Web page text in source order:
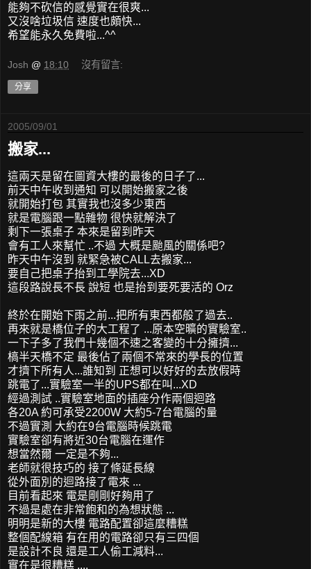
能夠不砍信的感覺實在很爽...
又沒啥垃圾信 速度也頗快...
希望能永久免費啦...^^
Josh @ 18:10 沒有留言:
分享
2005/09/01
搬家...
這兩天是留在圖資大樓的最後的日子了...
前天中午收到通知 可以開始搬家之後
就開始打包 其實我也沒多少東西
就是電腦跟一點雜物 很快就解決了
剩下一張桌子 本來是留到昨天
會有工人來幫忙 ..不過 大概是颱風的關係吧?
昨天中午沒到 就緊急被CALL去搬家...
要自己把桌子抬到工學院去...XD
這段路說長不長 說短 也是抬到要死要活的 Orz
終於在開始下雨之前...把所有東西都般了過去..
再來就是橋位子的大工程了 ...原本空曠的實驗室..
一下子多了我們十幾個不速之客變的十分擁擠...
槁半天橋不定 最後佔了兩個不常來的學長的位置
才擠下所有人...誰知到 正想可以好好的去放假時
跳電了...實驗室一半的UPS都在叫...XD
經過測試 ..實驗室地面的插座分作兩個迴路
各20A 約可承受2200W 大約5-7台電腦的量
不過實測 大約在9台電腦時候跳電
實驗室卻有將近30台電腦在運作
想當然爾 一定是不夠...
老師就很技巧的 接了條延長線
從外面別的迴路接了電來 ...
目前看起來 電是剛剛好夠用了
不過是處在非常飽和的為想狀態 ...
明明是新的大樓 電路配置卻這麼糟糕
整個配線箱 有在用的電路卻只有三四個
是設計不良 還是工人偷工減料...
實在是很糟糕 ....